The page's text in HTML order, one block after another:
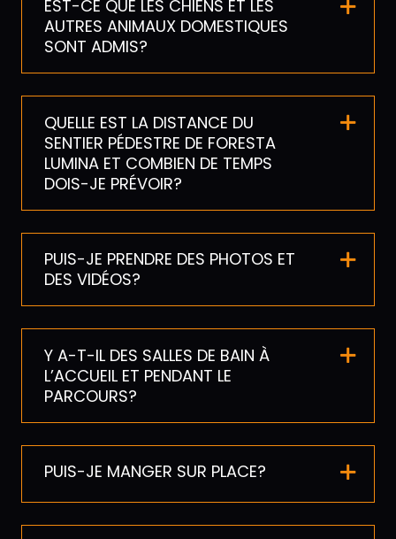
EST-CE QUE LES CHIENS ET LES
AUTRES ANIMAUX DOMESTIQUES
SONT ADMIS?
QUELLE EST LA DISTANCE DU
SENTIER PÉDESTRE DE FORESTA
LUMINA ET COMBIEN DE TEMPS
DOIS-JE PRÉVOIR?
PUIS-JE PRENDRE DES PHOTOS ET
DES VIDÉOS?
Y A-T-IL DES SALLES DE BAIN À
L’ACCUEIL ET PENDANT LE
PARCOURS?
PUIS-JE MANGER SUR PLACE?